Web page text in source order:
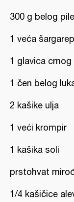
300 g belog
1 veća
1 glavica crnog
1 čen belog
2 kašike ulja
1 veći krompir
1 kašika soli
prstohvat
1/4 kašičice